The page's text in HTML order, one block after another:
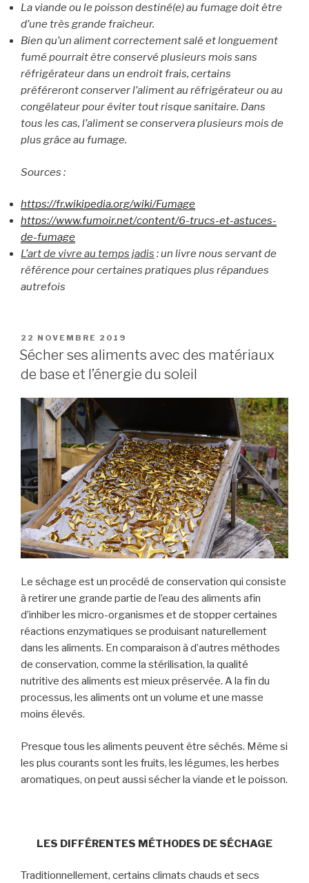
La viande ou le poisson destiné(e) au fumage doit être
d’une très grande fraîcheur.
Bien qu’un aliment correctement salé et longuement
fumé pourrait être conservé plusieurs mois sans
réfrigérateur dans un endroit frais, certains
préféreront conserver l’aliment au réfrigérateur ou au
congélateur pour éviter tout risque sanitaire. Dans
tous les cas, l’aliment se conservera plusieurs mois de
plus grâce au fumage.
Sources :
https://fr.wikipedia.org/wiki/Fumage
https://www.fumoir.net/content/6-trucs-et-astuces-
de-fumage
L’art de vivre au temps jadis : un livre nous servant de
référence pour certaines pratiques plus répandues
autrefois
22 NOVEMBRE 2019
Sécher ses aliments avec des matériaux
de base et l’énergie du soleil
Le séchage est un procédé de conservation qui consiste
à retirer une grande partie de l’eau des aliments afin
d’inhiber les micro-organismes et de stopper certaines
réactions enzymatiques se produisant naturellement
dans les aliments. En comparaison à d’autres méthodes
de conservation, comme la stérilisation, la qualité
nutritive des aliments est mieux préservée. A la fin du
processus, les aliments ont un volume et une masse
moins élevés.
Presque tous les aliments peuvent être séchés. Même si
les plus courants sont les fruits, les légumes, les herbes
aromatiques, on peut aussi sécher la viande et le poisson.
LES DIFFÉRENTES MÉTHODES DE SÉCHAGE
Traditionnellement, certains climats chauds et secs